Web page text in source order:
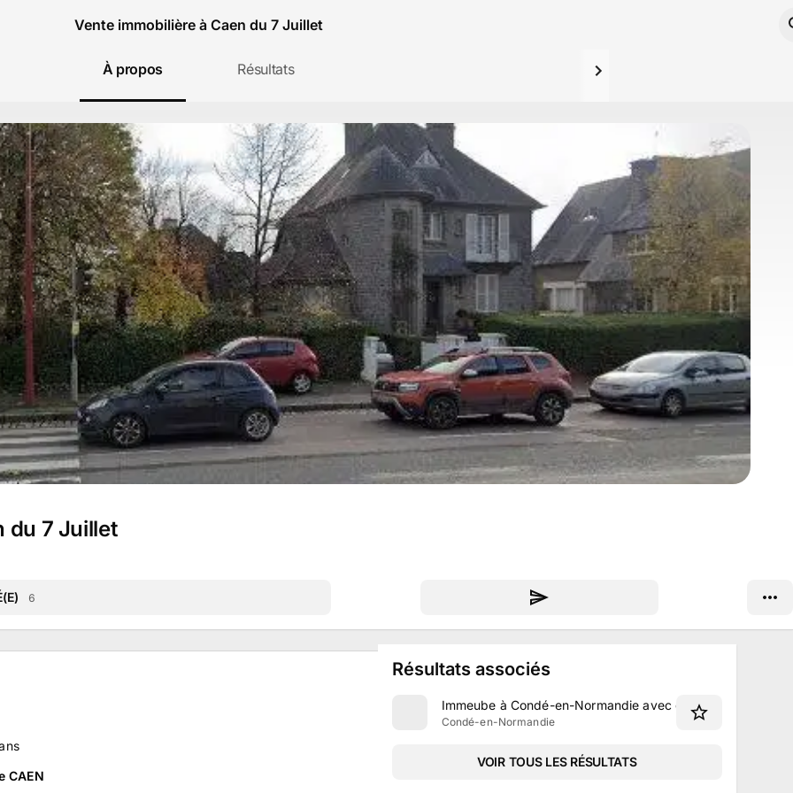
Vente immobilière à Caen du 7 Juillet
À propos Résultats
du 7 Juillet
6
CAEN
Résultats associés
Immeube à Condé-en-Normandie avec garage à Condé-
Condé-en-Normandie
VOIR TOUS LES RÉSULTATS